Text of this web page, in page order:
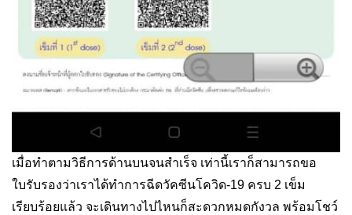
เมื่อทำตามวิธีการด้านบนจนสำเร็จ เท่านี้เราก็สามารถขอ
ใบรับรองว่าเราได้ทำการฉีดวัคซีนโควิด-19 ครบ 2 เข็ม
เรียบร้อยแล้ว จะเดินทางไปไหนก็สะดวกหมดกังวล พร้อมโชว์